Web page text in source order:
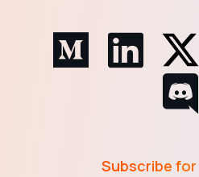
Subscribe